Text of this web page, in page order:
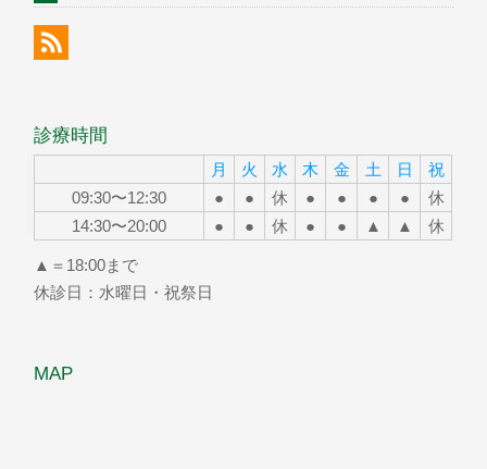
診療時間
月 火 水 木 金 土 日
祝
09:30〜12:30
● ● 休 ● ● ● ●
休
14:30〜20:00
● ● 休 ● ● ▲ ▲ 休
▲＝18:00まで
休診日：水曜日・祝祭日
MAP